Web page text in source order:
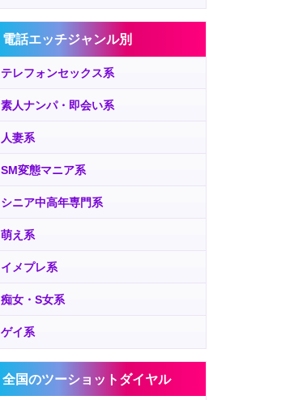
電話エッチジャンル別
テレフォンセックス系
素人ナンパ・即会い系
人妻系
SM変態マニア系
シニア中高年専門系
萌え系
イメプレ系
痴女・S女系
ゲイ系
全国のツーショットダイヤル